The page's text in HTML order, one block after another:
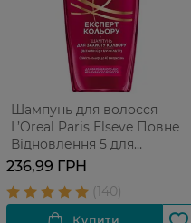
Шампунь для волосся
L’Oreal Paris Elseve Повне
Відновлення 5 для
пошкодженого волосся 400
236,99 ГРН